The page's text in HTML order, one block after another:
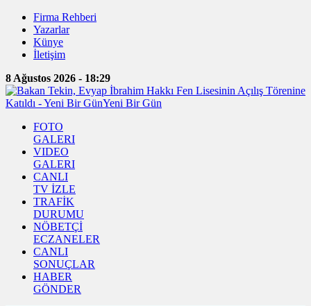
Firma Rehberi
Yazarlar
Künye
İletişim
8 Ağustos 2026 - 18:29
FOTO
GALERI
VIDEO
GALERI
CANLI
TV İZLE
TRAFİK
DURUMU
NÖBETÇİ
ECZANELER
CANLI
SONUÇLAR
HABER
GÖNDER